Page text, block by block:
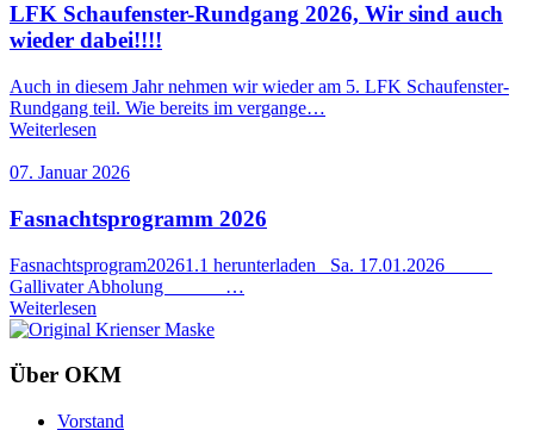
LFK Schaufenster-Rundgang 2026, Wir sind auch
wieder dabei!!!!
Auch in diesem Jahr nehmen wir wieder am 5. LFK Schaufenster-
Rundgang teil. Wie bereits im vergange…
Weiterlesen
07. Januar 2026
Fasnachtsprogramm 2026
Fasnachtsprogram20261.1 herunterladen Sa. 17.01.2026
Gallivater Abholung …
Weiterlesen
Über OKM
Vorstand